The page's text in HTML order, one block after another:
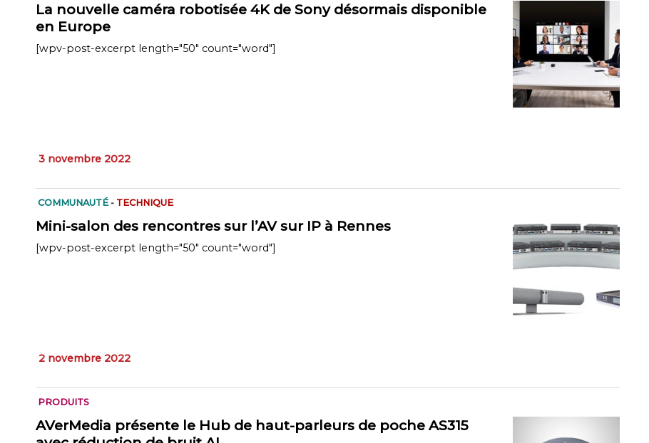
La nouvelle caméra robotisée 4K de Sony désormais disponible
en Europe
[wpv-post-excerpt length="50" count="word"]
3 novembre 2022
COMMUNAUTÉ - TECHNIQUE
Mini-salon des rencontres sur l’AV sur IP à Rennes
[wpv-post-excerpt length="50" count="word"]
2 novembre 2022
PRODUITS
AVerMedia présente le Hub de haut-parleurs de poche AS315